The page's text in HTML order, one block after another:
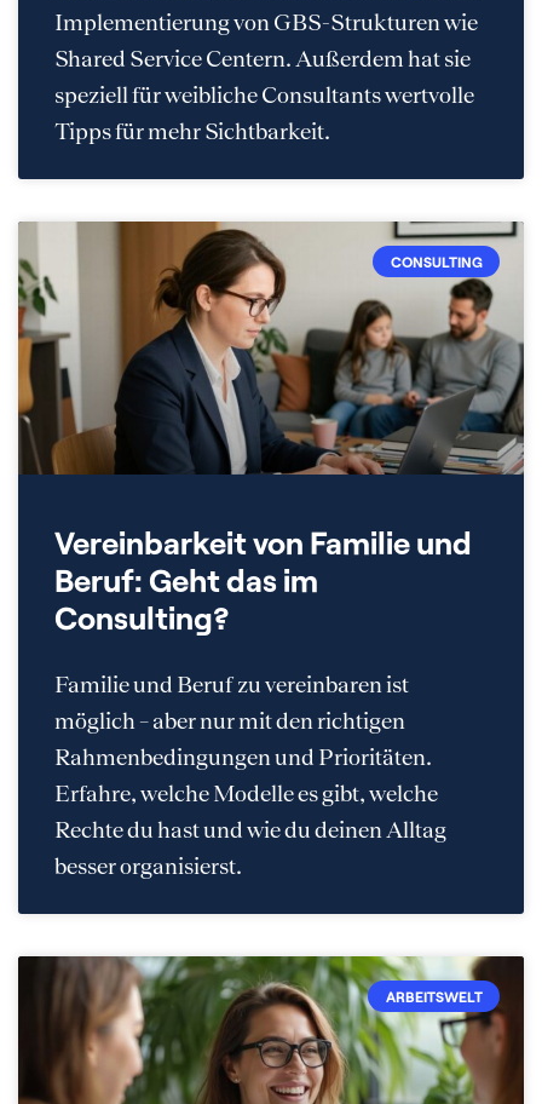
Implementierung von GBS-Strukturen wie
Shared Service Centern. Außerdem hat sie
speziell für weibliche Consultants wertvolle
Tipps für mehr Sichtbarkeit.
CONSULTING
Vereinbarkeit von Familie und
Beruf: Geht das im
Consulting?
Familie und Beruf zu vereinbaren ist
möglich – aber nur mit den richtigen
Rahmenbedingungen und Prioritäten.
Erfahre, welche Modelle es gibt, welche
Rechte du hast und wie du deinen Alltag
besser organisierst.
ARBEITSWELT